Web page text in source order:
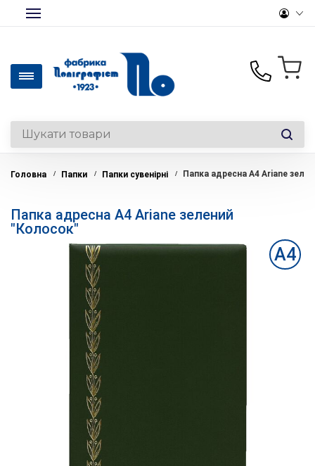
Офісний папір та
+380(50)330-28-14
+380(44)369-39-12
office@polygraphist.kiev.ua
Головна Папки Папки сувенірні Папка адресна А4 Ariane
Папка адресна А4 Ariane зелений
"Колосок"
А4